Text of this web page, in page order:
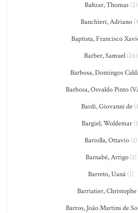
Baltzar, Thomas(2)
Banchieri, Adriano
Baptista, Francisco
Barber, Samuel (26)
Barbosa, Domingos
Barbosa, Osvaldo Pinto
Bardi, Giovanni de
Bargiel, Woldemar
Bariolla, Ottavio (1)
Barnabé, Arrigo(1)
Barreto, Uaná (1)
Barriatier, Christophe
Barros, João Martins de